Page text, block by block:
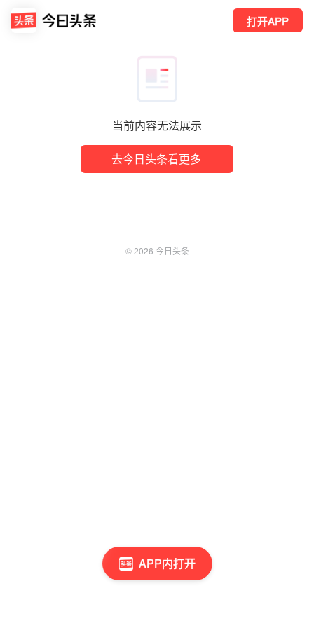
当前内容无法展示
去今日头条看更多
打开APP
APP内打开
—— ©2026 今日头条 ——